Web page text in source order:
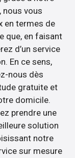
nous vous
en termes de
que, en faisant
d’un service
En ce sens,
nous dès
gratuite et
domicile.
prendre une
solution
notre
sur mesure